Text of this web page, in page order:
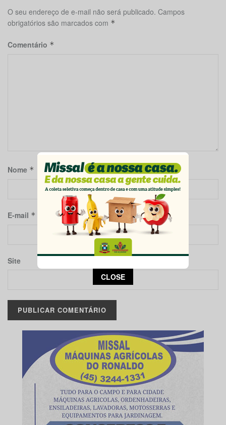
O seu endereço de e-mail não será publicado. Campos
obrigatórios são marcados com *
Comentário *
Nome *
E-mail *
Site
This popup will close in:
CLOSE